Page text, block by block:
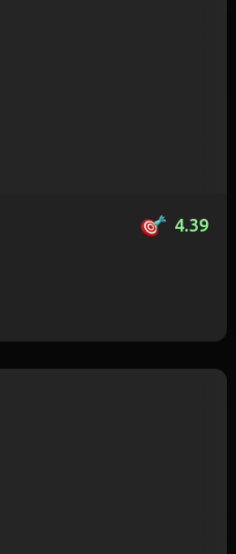
4.39